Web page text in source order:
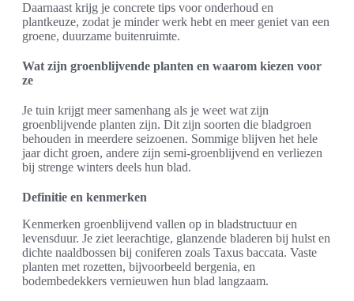
Daarnaast krijg je concrete tips voor onderhoud en
plantkeuze, zodat je minder werk hebt en meer geniet van een
groene, duurzame buitenruimte.
Wat zijn groenblijvende planten en waarom kiezen voor
ze
Je tuin krijgt meer samenhang als je weet wat zijn
groenblijvende planten zijn. Dit zijn soorten die bladgroen
behouden in meerdere seizoenen. Sommige blijven het hele
jaar dicht groen, andere zijn semi-groenblijvend en verliezen
bij strenge winters deels hun blad.
Definitie en kenmerken
Kenmerken groenblijvend vallen op in bladstructuur en
levensduur. Je ziet leerachtige, glanzende bladeren bij hulst en
dichte naaldbossen bij coniferen zoals Taxus baccata. Vaste
planten met rozetten, bijvoorbeeld bergenia, en
bodembedekkers vernieuwen hun blad langzaam.